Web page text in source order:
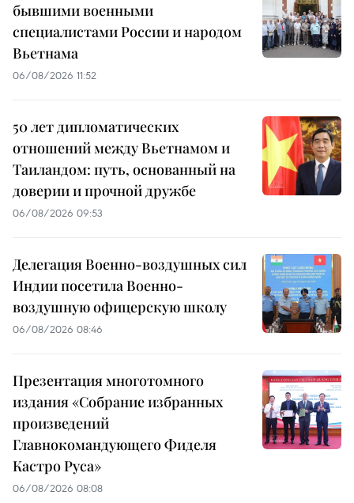
бывшими военными
специалистами России и народом
Вьетнама
06/08/2026 11:52
50 лет дипломатических
отношений между Вьетнамом и
Таиландом: путь, основанный на
доверии и прочной дружбе
06/08/2026 09:53
Делегация Военно-воздушных сил
Индии посетила Военно-
воздушную офицерскую школу
06/08/2026 08:46
Презентация многотомного
издания «Собрание избранных
произведений
Главнокомандующего Фиделя
Кастро Руса»
06/08/2026 08:08